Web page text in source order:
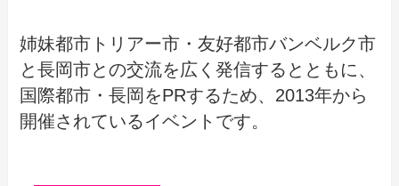
姉妹都市トリアー市・友好都市バンベルク市
と長岡市との交流を広く発信するとともに、
国際都市・長岡をPRするため、2013年から
開催されているイベントです。